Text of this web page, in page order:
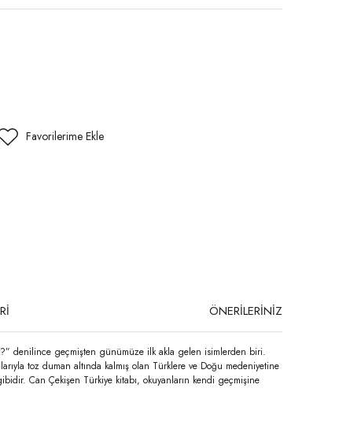
ÖNERİLERİNİZ
denilince geçmişten günümüze ilk akla gelen isimlerden biri.
toz duman altında kalmış olan Türklere ve Doğu medeniyetine
Can Çekişen Türkiye kitabı, okuyanların kendi geçmişine